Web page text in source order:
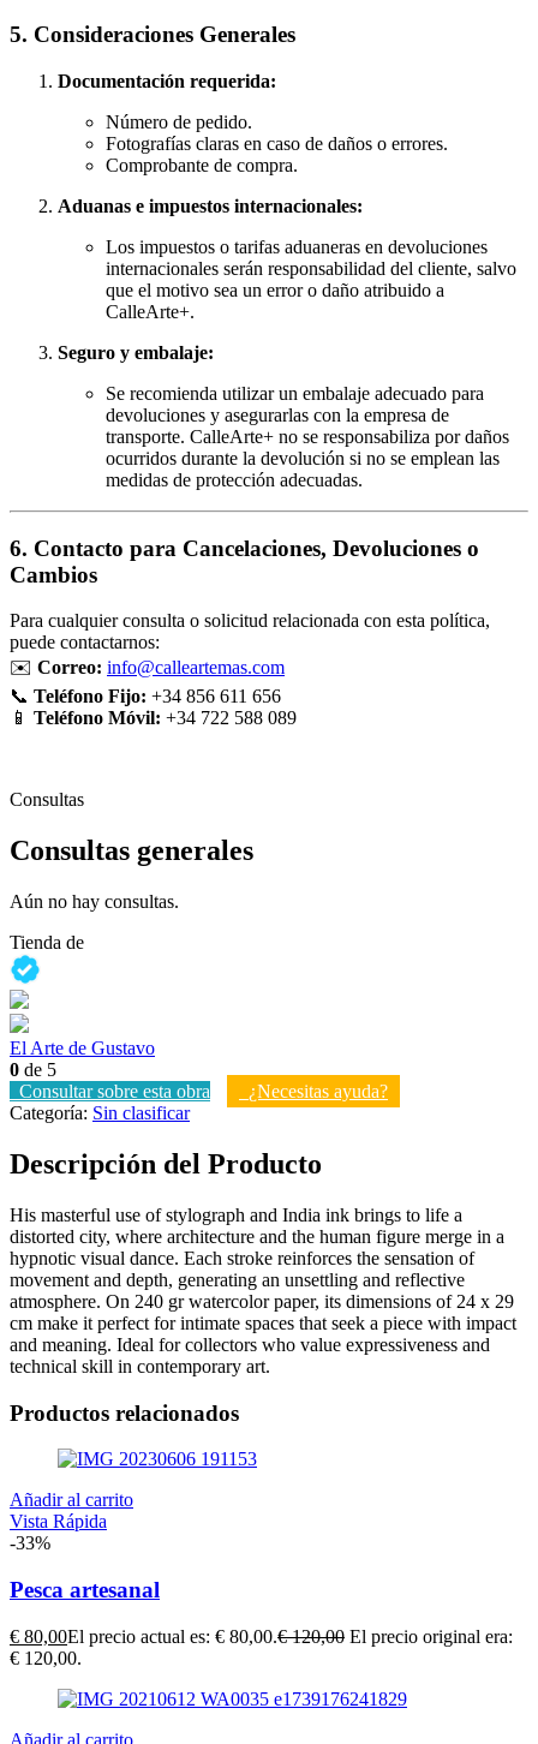
5. Consideraciones Generales
Documentación requerida:
Número de pedido.
Fotografías claras en caso de daños o errores.
Comprobante de compra.
Aduanas e impuestos internacionales:
Los impuestos o tarifas aduaneras en devoluciones
internacionales serán responsabilidad del cliente, salvo
que el motivo sea un error o daño atribuido a
CalleArte+.
Seguro y embalaje:
Se recomienda utilizar un embalaje adecuado para
devoluciones y asegurarlas con la empresa de
transporte. CalleArte+ no se responsabiliza por daños
ocurridos durante la devolución si no se emplean las
medidas de protección adecuadas.
6. Contacto para Cancelaciones, Devoluciones o
Cambios
Para cualquier consulta o solicitud relacionada con esta política,
puede contactarnos:
✉️ Correo: info@calleartemas.com
📞 Teléfono Fijo: +34 856 611 656
📱 Teléfono Móvil: +34 722 588 089
Consultas
Consultas generales
Aún no hay consultas.
Tienda de
El Arte de Gustavo
0 de 5
Consultar sobre esta obra
¿Necesitas ayuda?
Categoría: Sin clasificar
Descripción del Producto
His masterful use of stylograph and India ink brings to life a
distorted city, where architecture and the human figure merge in a
hypnotic visual dance. Each stroke reinforces the sensation of
movement and depth, generating an unsettling and reflective
atmosphere. On 240 gr watercolor paper, its dimensions of 24 x 29
cm make it perfect for intimate spaces that seek a piece with impact
and meaning. Ideal for collectors who value expressiveness and
technical skill in contemporary art.
Productos relacionados
Añadir al carrito
Vista Rápida
-33%
Pesca artesanal
€ 80,00El precio actual es: € 80,00.€120,00 El precio original era:
€ 120,00.
Añadir al carrito